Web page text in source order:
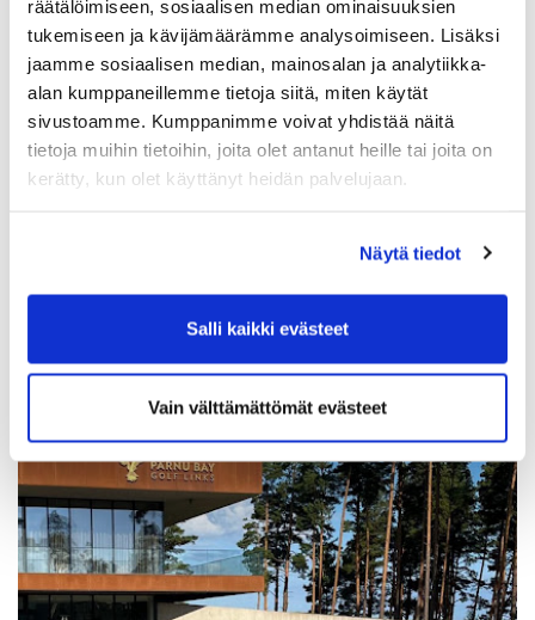
räätälöimiseen, sosiaalisen median ominaisuuksien
tukemiseen ja kävijämäärämme analysoimiseen. Lisäksi
jaamme sosiaalisen median, mainosalan ja analytiikka-
alan kumppaneillemme tietoja siitä, miten käytät
sivustoamme. Kumppanimme voivat yhdistää näitä
tietoja muihin tietoihin, joita olet antanut heille tai joita on
kerätty, kun olet käyttänyt heidän palvelujaan.
Näytä tiedot
Salli kaikki evästeet
Vain välttämättömät evästeet
varapuheenjohtajan valinta, vuosikellon ja
pelisääntöjen laatiminen, toiminnanjohtajan
ajankohtaiskatsaus, toimikuntien ajankohtaiset asiat,
yhdistyksen sääntöuudistuksen valmistelun
aloittaminen ja monta muuta tärkeää aihetta.
Hyvää alkanutta vuotta 2025 ja toivotaan lämmintä
Pauliina Välimaa
Rauma Golf ry:n hallituksen pj